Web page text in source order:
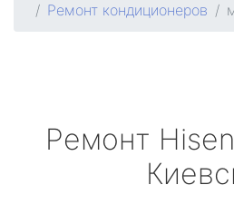
Ремонт кондиционеров
Ремонт